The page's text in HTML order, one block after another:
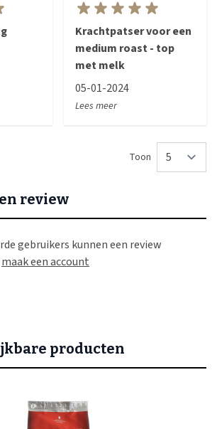
Krachtpatser voor een
medium roast - top
met melk
05-01-2024
Lees meer
Toon
review
gebruikers kunnen een review
maak een account
producten